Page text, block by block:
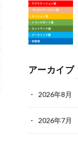
アーカイブ
2026年8月
2026年7月